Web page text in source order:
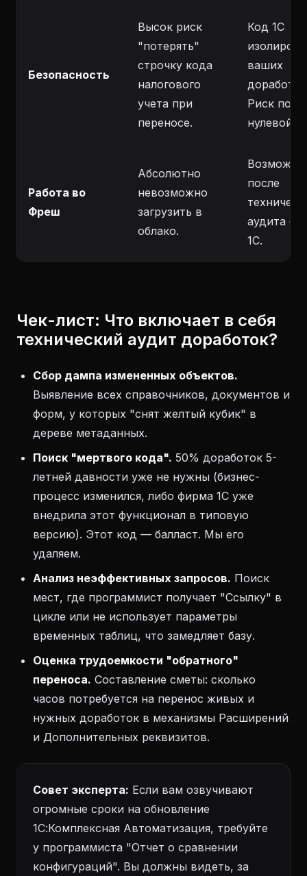
Безопасность
Высок риск
"потерять"
строчку кода
налогового
учета при
переносе.
Код 1С
ваших
Риск
нулевой.
Работа во
Фреш
Абсолютно
невозможно
загрузить в
облако.
Возможно
после
аудита
1С.
Чек-лист: Что включает в себя
технический аудит доработок?
Сбор дампа измененных объектов.
Выявление всех справочников, документов и
форм, у которых "снят желтый кубик" в
дереве метаданных.
Поиск "мертвого кода". 50% доработок 5-
летней давности уже не нужны (бизнес-
процесс изменился, либо фирма 1С уже
внедрила этот функционал в типовую
версию). Этот код — балласт. Мы его
удаляем.
Анализ неэффективных запросов. Поиск
мест, где программист получает "Ссылку" в
цикле или не использует параметры
временных таблиц, что замедляет базу.
Оценка трудоемкости "обратного"
переноса. Составление сметы: сколько
часов потребуется на перенос живых и
нужных доработок в механизмы Расширений
и Дополнительных реквизитов.
Совет эксперта: Если вам озвучивают
огромные сроки на обновление
1С:Комплексная Автоматизация, требуйте
у программиста "Отчет о сравнении
конфигураций". Вы должны видеть, за